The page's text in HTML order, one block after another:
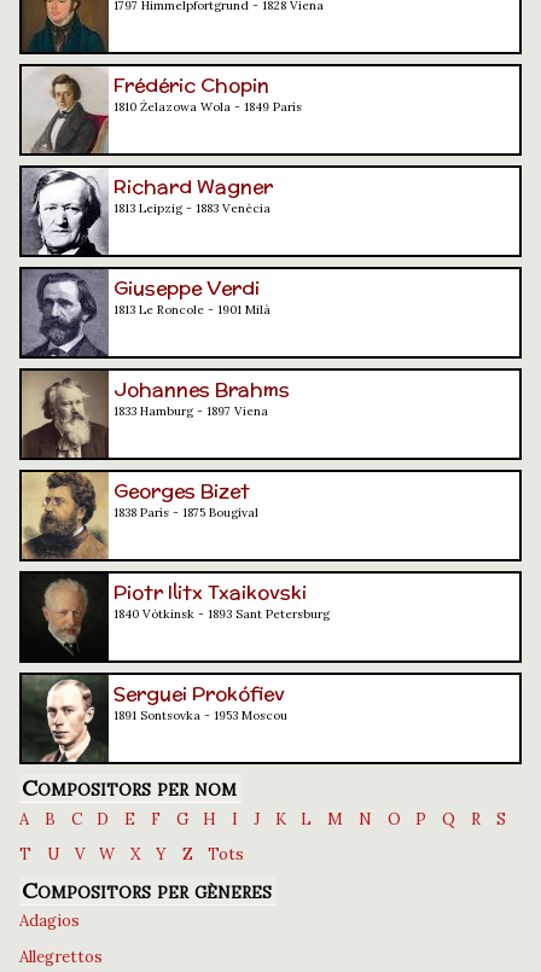
1797 Himmelpfortgrund - 1828 Viena
Frédéric Chopin
1810 Żelazowa Wola - 1849 París
Richard Wagner
1813 Leipzig - 1883 Venècia
Giuseppe Verdi
1813 Le Roncole - 1901 Milà
Johannes Brahms
1833 Hamburg - 1897 Viena
Georges Bizet
1838 París - 1875 Bougival
Piotr Ilitx Txaikovski
1840 Vótkinsk - 1893 Sant Petersburg
Serguei Prokófiev
1891 Sontsovka - 1953 Moscou
Compositors per nom
A B C D E F G H I J K L M N O P Q R
S
T
U V W X Y Z Tots
Compositors per gèneres
Adagios
Allegrettos